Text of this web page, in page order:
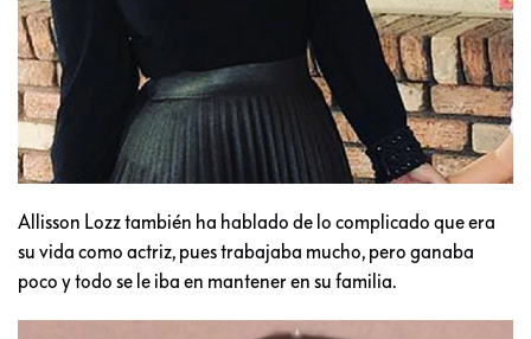
Allisson Lozz también ha hablado de lo complicado que era
su vida como actriz, pues trabajaba mucho, pero ganaba
poco y todo se le iba en mantener en su familia.